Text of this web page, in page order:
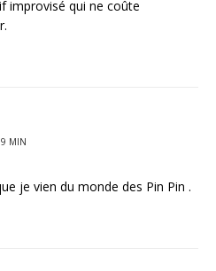
improvisé qui ne coûte
MIN
je vien du monde des Pin Pin .